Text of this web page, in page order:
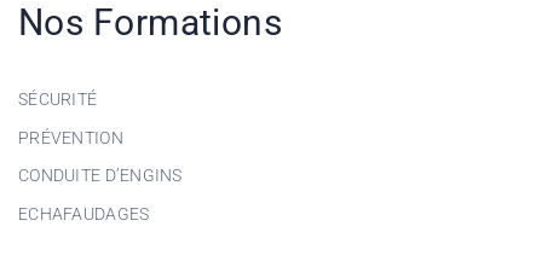
Nos Formations
SÉCURITÉ
PRÉVENTION
CONDUITE D’ENGINS
ECHAFAUDAGES